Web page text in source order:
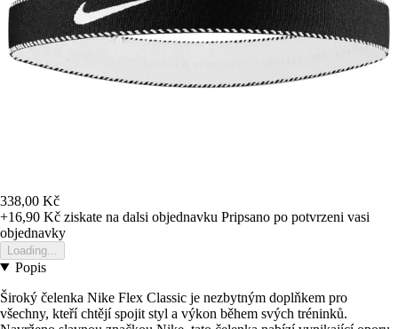
338,00 Kč
+16,90 Kč ziskate na dalsi objednavku Pripsano po potvrzeni vasi
objednavky
Loading...
Popis
Široký čelenka Nike Flex Classic je nezbytným doplňkem pro
všechny, kteří chtějí spojit styl a výkon během svých tréninků.